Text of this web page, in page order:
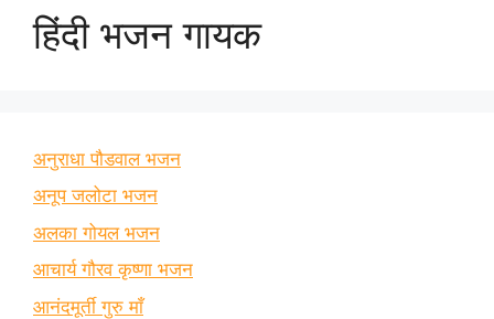
हिंदी भजन गायक
अनुराधा पौडवाल भजन
अनूप जलोटा भजन
अलका गोयल भजन
आचार्य गौरव कृष्णा भजन
आनंदमूर्ती गुरु माँ